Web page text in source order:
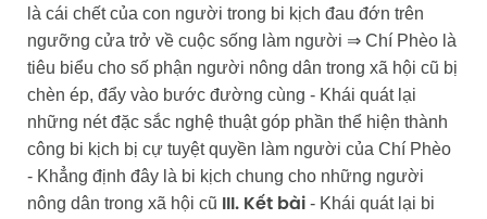
là cái chết của con người trong bi kịch đau đớn trên
ngưỡng cửa trở về cuộc sống làm người ⇒ Chí Phèo là
tiêu biểu cho số phận người nông dân trong xã hội cũ bị
chèn ép, đẩy vào bước đường cùng - Khái quát lại
những nét đặc sắc nghệ thuật góp phần thể hiện thành
công bi kịch bị cự tuyệt quyền làm người của Chí Phèo
- Khẳng định đây là bi kịch chung cho những người
nông dân trong xã hội cũ
III. Kết bài- Khái quát lại bi